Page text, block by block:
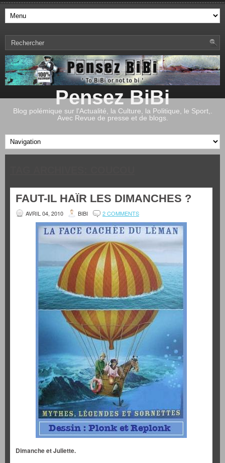
Pensez BiBi
Blog polémique sur l'Actualité, la Culture, la Politique, le Sport,.
Avec Revue de presse et de blogs.
FAUT-IL HAÏR LES DIMANCHES ?
AVRIL 04, 2010 BIBI 2 COMMENTS
Dimanche et Juliette.